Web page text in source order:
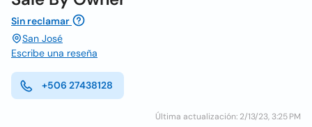
Sin reclamar
San José
Escribe una reseña
+506 27438128
Última actualización: 2/13/23, 3:25 PM